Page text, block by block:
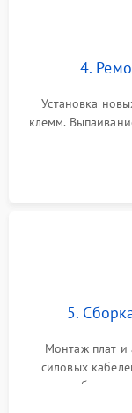
4.
Установка
клемм.
цепи
5.
Монтаж плат и
силовых
калибровки